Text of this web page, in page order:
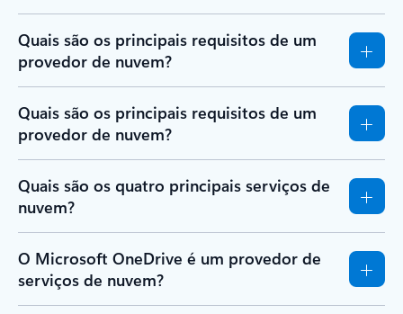
Quais são os principais requisitos de um
provedor de nuvem?
Quais são os principais requisitos de um
provedor de nuvem?
Quais são os quatro principais serviços de
nuvem?
O Microsoft OneDrive é um provedor de
serviços de nuvem?